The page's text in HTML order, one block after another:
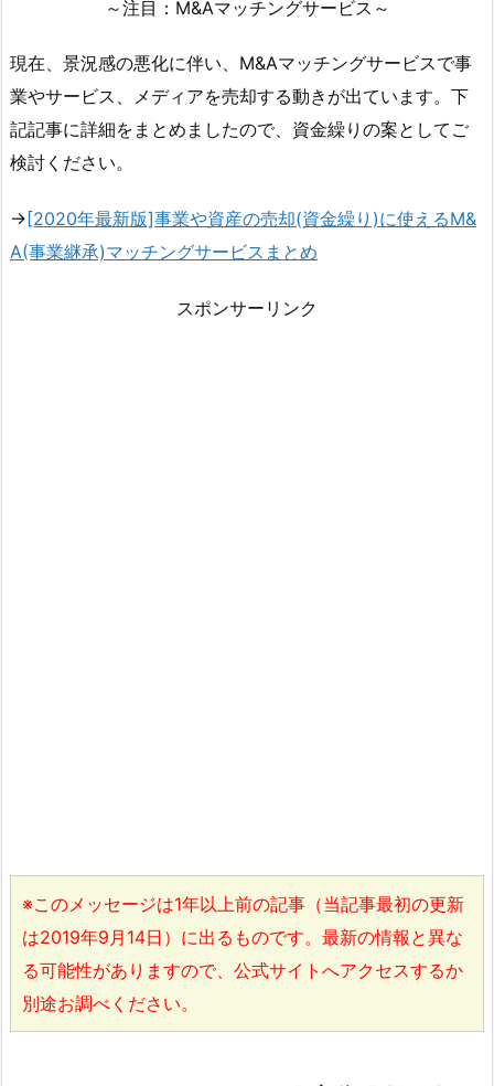
～注目：M&Aマッチングサービス～
現在、景況感の悪化に伴い、M&Aマッチングサービスで事
業やサービス、メディアを売却する動きが出ています。下
記記事に詳細をまとめましたので、資金繰りの案としてご
検討ください。
→ [2020年最新版]事業や資産の売却(資金繰り)に使えるM&
A(事業継承)マッチングサービスまとめ
スポンサーリンク
※このメッセージは1年以上前の記事（当記事最初の更新
は2019年9月14日）に出るものです。最新の情報と異な
る可能性がありますので、公式サイトへアクセスするか
別途お調べください。